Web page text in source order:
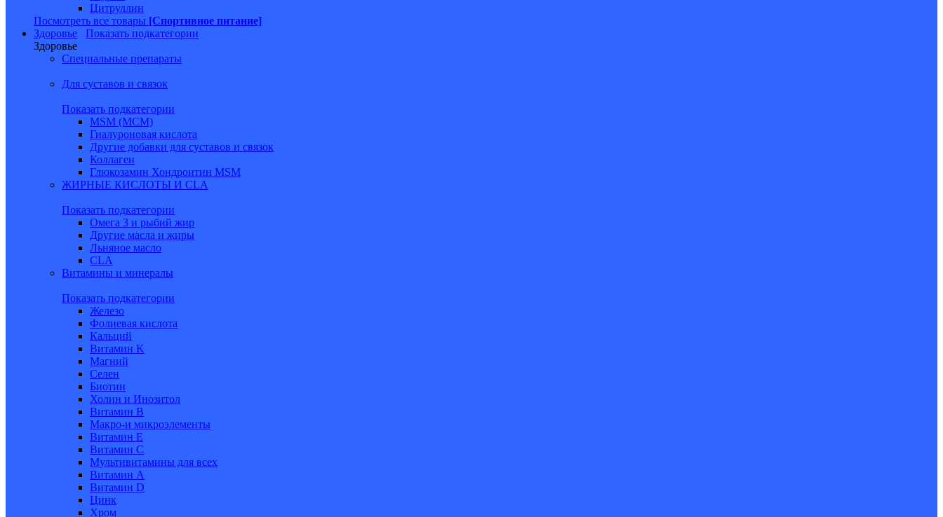
Цитруллин
Посмотреть все товары [Спортивное питание]
Здоровье
Показать подкатегории
Здоровье
Специальные препараты
Для суставов и связок
Показать подкатегории
MSM (МСМ)
Гиалуроновая кислота
Другие добавки для суставов и связок
Коллаген
Глюкозамин Хондроитин MSM
ЖИРНЫЕ КИСЛОТЫ И CLA
Показать подкатегории
Омега 3 и рыбий жир
Другие масла и жиры
Льняное масло
CLA
Витамины и минералы
Показать подкатегории
Железо
Фолиевая кислота
Кальций
Витамин K
Магний
Селен
Биотин
Холин и Инозитол
Витамин B
Макро-и микроэлементы
Витамин Е
Витамин С
Мультивитамины для всех
Витамин A
Витамин D
Цинк
Хром